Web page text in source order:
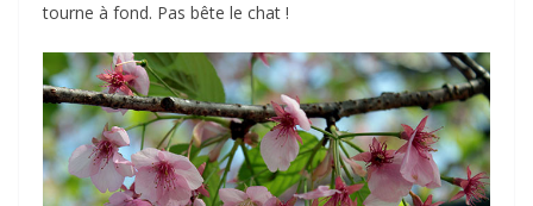
tourne à fond. Pas bête le chat !